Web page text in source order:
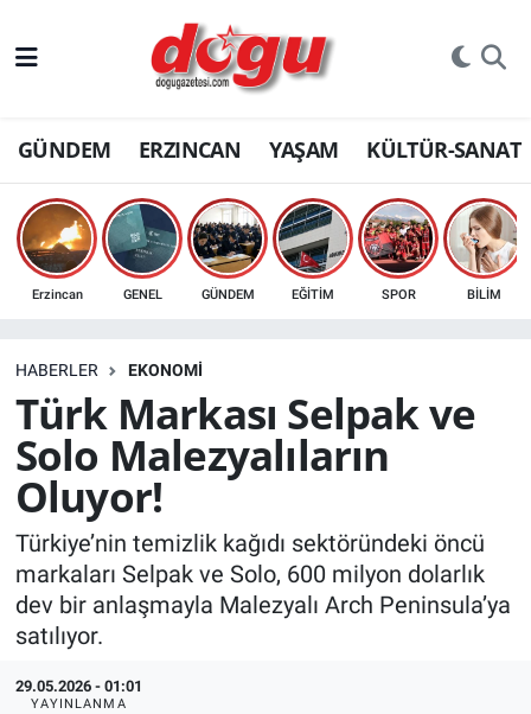
GÜNDEM ERZINCAN YAŞAM KÜLTÜR-SANAT
Erzincan GENEL GÜNDEM EĞİTİM SPOR BİLİM
HABERLER EKONOMİ
Türk Markası Selpak ve
Solo Malezyalıların
Oluyor!
Türkiye’nin temizlik kağıdı sektöründeki öncü
markaları Selpak ve Solo, 600 milyon dolarlık
dev bir anlaşmayla Malezyalı Arch Peninsula’ya
satılıyor.
29.05.2026 - 01:01
YAYINLANMA
ERZINCAN
GÜNDEM
ERZİNCAN FOTOĞRAFLARI
SAĞLIK
EKONOMİ
Bilim, teknoloji
GENEL
KÜLTÜR-SANAT
Yerel Haber
Politika